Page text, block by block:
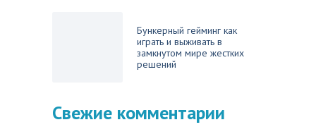
Бункерный гейминг как
играть и выживать в
замкнутом мире жестких
решений
Свежие комментарии